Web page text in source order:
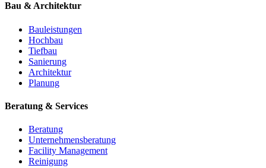
Bau & Architektur
Bauleistungen
Hochbau
Tiefbau
Sanierung
Architektur
Planung
Beratung & Services
Beratung
Unternehmensberatung
Facility Management
Reinigung